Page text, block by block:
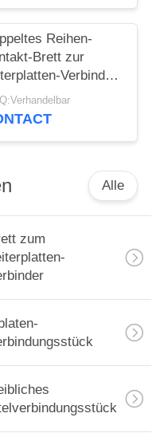
Reihen-
Brett zur
Verbinder-
Art
4.0mm 5001-
Alle
zum